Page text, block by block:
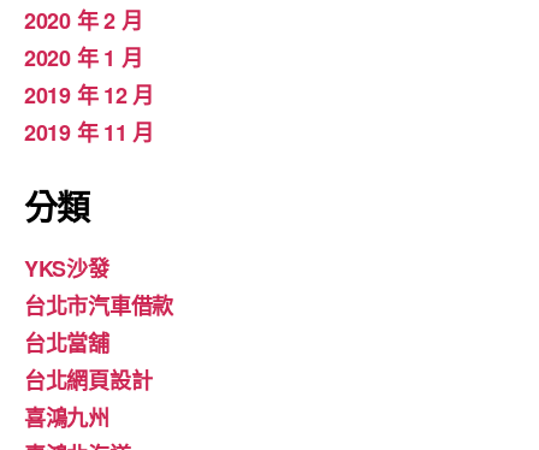
2020 年 2 月
2020 年 1 月
2019 年 12 月
2019 年 11 月
分類
YKS沙發
台北市汽車借款
台北當舖
台北網頁設計
喜鴻九州